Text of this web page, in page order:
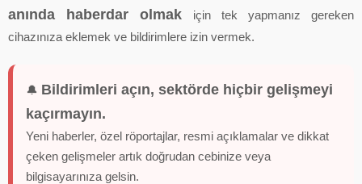
anında haberdar olmak için tek yapmanız gereken
cihazınıza eklemek ve bildirimlere izin vermek.
🔔 Bildirimleri açın, sektörde hiçbir gelişmeyi
kaçırmayın.
Yeni haberler, özel röportajlar, resmi açıklamalar ve dikkat
çeken gelişmeler artık doğrudan cebinize veya
bilgisayarınıza gelsin.